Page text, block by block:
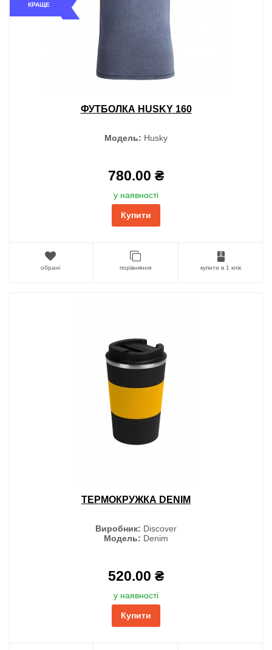
КРАЩЕ
ФУТБОЛКА HUSKY 160
Модель: Husky
780.00 ₴
у наявності
Купити
обрані порівняння купити в 1 клік
ТЕРМОКРУЖКА DENIM
Виробник: Discover
Модель: Denim
520.00 ₴
у наявності
Купити